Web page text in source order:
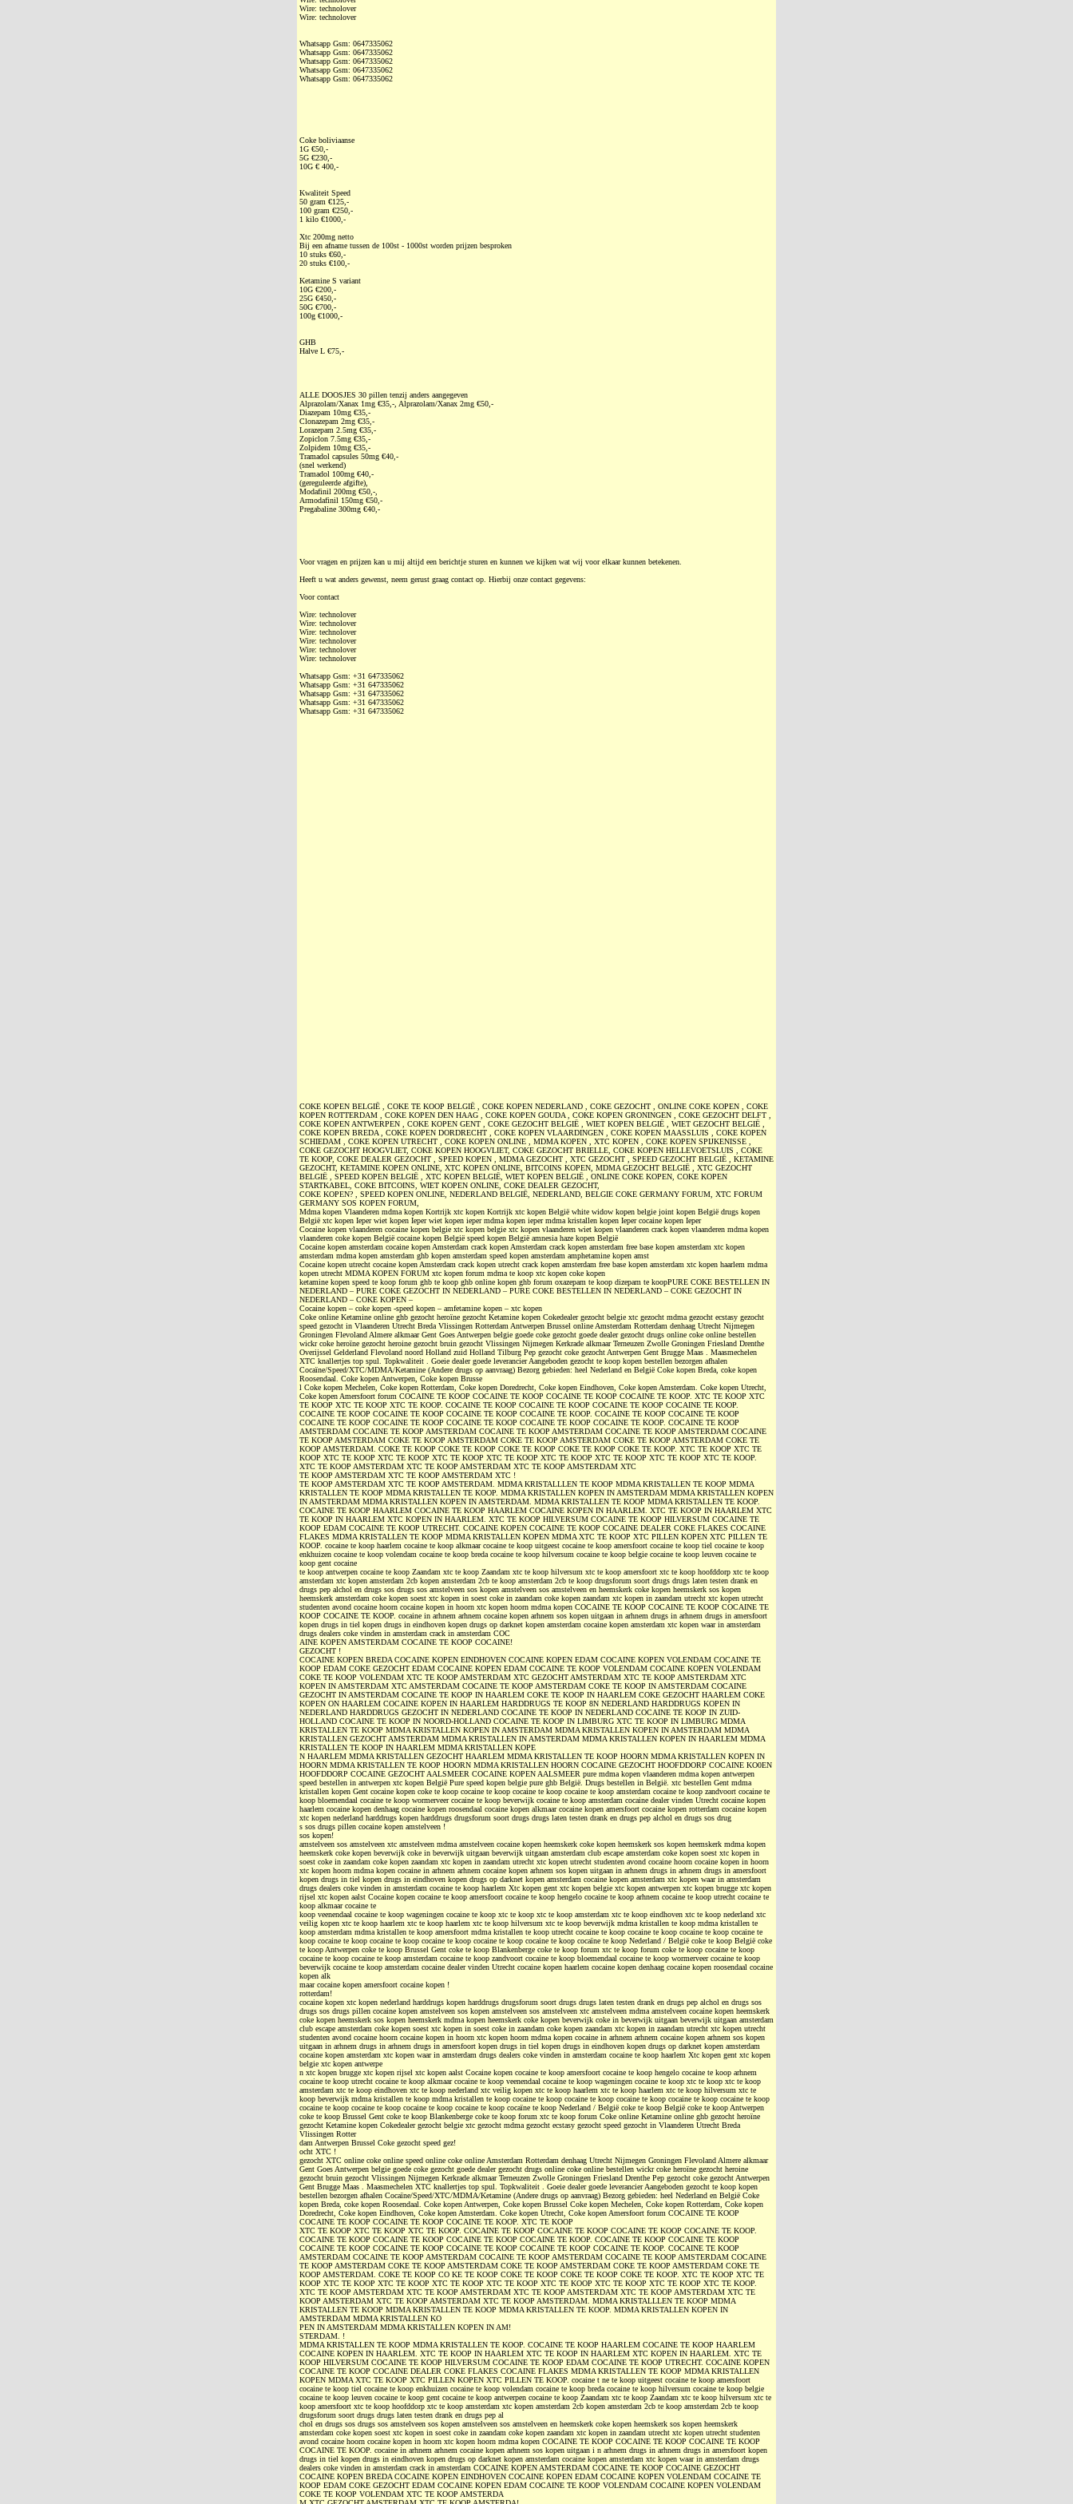
Wire: technolover
Wire: technolover
Whatsapp Gsm: ‭0647335062
Whatsapp Gsm: ‭0647335062
Whatsapp Gsm: ‭0647335062
Whatsapp Gsm: ‭0647335062
Whatsapp Gsm: ‭0647335062
Coke boliviaanse
1G €50,-
5G €230,-
10G € 400,-
Kwaliteit Speed
50 gram €125,-
100 gram €250,-
1 kilo €1000,-
Xtc 200mg netto
Bij een afname tussen de 100st - 1000st worden prijzen besproken
10 stuks €60,-
20 stuks €100,-
Ketamine S variant
10G €200,-
25G €450,-
50G €700,-
100g €1000,-
GHB
Halve L €75,-
ALLE DOOSJES 30 pillen tenzij anders aangegeven
Alprazolam/Xanax 1mg €35,-, Alprazolam/Xanax 2mg €50,-
Diazepam 10mg €35,-
Clonazepam 2mg €35,-
Lorazepam 2.5mg €35,-
Zopiclon 7.5mg €35,-
Zolpidem 10mg €35,-
Tramadol capsules 50mg €40,-
(snel werkend)
Tramadol 100mg €40,-
(gereguleerde afgifte),
Modafinil 200mg €50,-,
Armodafinil 150mg €50,-
Pregabaline 300mg €40,-
Voor vragen en prijzen kan u mij altijd een berichtje sturen en kunnen we kijken wat wij voor elkaar kunnen betekenen.
Heeft u wat anders gewenst, neem gerust graag contact op. Hierbij onze contact gegevens:
Voor contact
Wire: technolover
Wire: technolover
Wire: technolover
Wire: technolover
Wire: technolover
Wire: technolover
Whatsapp Gsm: ‭+31 647335062
Whatsapp Gsm: ‭+31 647335062
Whatsapp Gsm: ‭+31 647335062
Whatsapp Gsm: ‭+31 647335062
Whatsapp Gsm: ‭+31 647335062
COKE KOPEN BELGIË , COKE TE KOOP BELGIË , COKE KOPEN NEDERLAND , COKE GEZOCHT , ONLINE COKE KOPEN , COKE
KOPEN ROTTERDAM , COKE KOPEN DEN HAAG , COKE KOPEN GOUDA , COKE KOPEN GRONINGEN , COKE GEZOCHT DELFT ,
COKE KOPEN ANTWERPEN , COKE KOPEN GENT , COKE GEZOCHT BELGIË , WIET KOPEN BELGIË , WIET GEZOCHT BELGIË ,
COKE KOPEN BREDA , COKE KOPEN DORDRECHT , COKE KOPEN VLAARDINGEN , COKE KOPEN MAASSLUIS , COKE KOPEN
SCHIEDAM , COKE KOPEN UTRECHT , COKE KOPEN ONLINE , MDMA KOPEN , XTC KOPEN , COKE KOPEN SPIJKENISSE ,
COKE GEZOCHT HOOGVLIET, COKE KOPEN HOOGVLIET, COKE GEZOCHT BRIELLE, COKE KOPEN HELLEVOETSLUIS , COKE
TE KOOP, COKE DEALER GEZOCHT , SPEED KOPEN , MDMA GEZOCHT , XTC GEZOCHT , SPEED GEZOCHT BELGIË , KETAMINE
GEZOCHT, KETAMINE KOPEN ONLINE, XTC KOPEN ONLINE, BITCOINS KOPEN, MDMA GEZOCHT BELGIË , XTC GEZOCHT
BELGIË , SPEED KOPEN BELGIË , XTC KOPEN BELGIË, WIET KOPEN BELGIË , ONLINE COKE KOPEN, COKE KOPEN
STARTKABEL, COKE BITCOINS, WIET KOPEN ONLINE, COKE DEALER GEZOCHT,
COKE KOPEN? , SPEED KOPEN ONLINE, NEDERLAND BELGIË, NEDERLAND, BELGIE COKE GERMANY FORUM, XTC FORUM
GERMANY SOS KOPEN FORUM,
Mdma kopen Vlaanderen mdma kopen Kortrijk xtc kopen Kortrijk xtc kopen België white widow kopen belgie joint kopen België drugs kopen
België xtc kopen Ieper wiet kopen Ieper wiet kopen ieper mdma kopen ieper mdma kristallen kopen Ieper cocaine kopen Ieper
Cocaine kopen vlaanderen cocaine kopen belgie xtc kopen belgie xtc kopen vlaanderen wiet kopen vlaanderen crack kopen vlaanderen mdma kopen
vlaanderen coke kopen België cocaine kopen België speed kopen België amnesia haze kopen België
Cocaine kopen amsterdam cocaine kopen Amsterdam crack kopen Amsterdam crack kopen amsterdam free base kopen amsterdam xtc kopen
amsterdam mdma kopen amsterdam ghb kopen amsterdam speed kopen amsterdam amphetamine kopen amst
Cocaine kopen utrecht cocaine kopen Amsterdam crack kopen utrecht crack kopen amsterdam free base kopen amsterdam xtc kopen haarlem mdma
kopen utrecht MDMA KOPEN FORUM xtc kopen forum mdma te koop xtc kopen coke kopen
ketamine kopen speed te koop forum ghb te koop ghb online kopen ghb forum oxazepam te koop dizepam te koopPURE COKE BESTELLEN IN
NEDERLAND – PURE COKE GEZOCHT IN NEDERLAND – PURE COKE BESTELLEN IN NEDERLAND – COKE GEZOCHT IN
NEDERLAND – COKE KOPEN –
Cocaine kopen – coke kopen -speed kopen – amfetamine kopen – xtc kopen
Coke online Ketamine online ghb gezocht heroïne gezocht Ketamine kopen Cokedealer gezocht belgie xtc gezocht mdma gezocht ecstasy gezocht
speed gezocht in Vlaanderen Utrecht Breda Vlissingen Rotterdam Antwerpen Brussel online Amsterdam Rotterdam denhaag Utrecht Nijmegen
Groningen Flevoland Almere alkmaar Gent Goes Antwerpen belgie goede coke gezocht goede dealer gezocht drugs online coke online bestellen
wickr coke heroïne gezocht heroine gezocht bruin gezocht Vlissingen Nijmegen Kerkrade alkmaar Terneuzen Zwolle Groningen Friesland Drenthe
Overijssel Gelderland Flevoland noord Holland zuid Holland Tilburg Pep gezocht coke gezocht Antwerpen Gent Brugge Maas . Maasmechelen
XTC knallertjes top spul. Topkwaliteit . Goeie dealer goede leverancier Aangeboden gezocht te koop kopen bestellen bezorgen afhalen
Cocaïne/Speed/XTC/MDMA/Ketamine (Andere drugs op aanvraag) Bezorg gebieden: heel Nederland en België Coke kopen Breda, coke kopen
Roosendaal. Coke kopen Antwerpen, Coke kopen Brusse
l Coke kopen Mechelen, Coke kopen Rotterdam, Coke kopen Doredrecht, Coke kopen Eindhoven, Coke kopen Amsterdam. Coke kopen Utrecht,
Coke kopen Amersfoort forum COCAINE TE KOOP COCAINE TE KOOP COCAINE TE KOOP COCAINE TE KOOP. XTC TE KOOP XTC
TE KOOP XTC TE KOOP XTC TE KOOP. COCAINE TE KOOP COCAINE TE KOOP COCAINE TE KOOP COCAINE TE KOOP.
COCAINE TE KOOP COCAINE TE KOOP COCAINE TE KOOP COCAINE TE KOOP. COCAINE TE KOOP COCAINE TE KOOP
COCAINE TE KOOP COCAINE TE KOOP COCAINE TE KOOP COCAINE TE KOOP COCAINE TE KOOP. COCAINE TE KOOP
AMSTERDAM COCAINE TE KOOP AMSTERDAM COCAINE TE KOOP AMSTERDAM COCAINE TE KOOP AMSTERDAM COCAINE
TE KOOP AMSTERDAM COKE TE KOOP AMSTERDAM COKE TE KOOP AMSTERDAM COKE TE KOOP AMSTERDAM COKE TE
KOOP AMSTERDAM. COKE TE KOOP COKE TE KOOP COKE TE KOOP COKE TE KOOP COKE TE KOOP. XTC TE KOOP XTC TE
KOOP XTC TE KOOP XTC TE KOOP XTC TE KOOP XTC TE KOOP XTC TE KOOP XTC TE KOOP XTC TE KOOP XTC TE KOOP.
XTC TE KOOP AMSTERDAM XTC TE KOOP AMSTERDAM XTC TE KOOP AMSTERDAM XTC
TE KOOP AMSTERDAM XTC TE KOOP AMSTERDAM XTC !
TE KOOP AMSTERDAM XTC TE KOOP AMSTERDAM. MDMA KRISTALLLEN TE KOOP MDMA KRISTALLEN TE KOOP MDMA
KRISTALLEN TE KOOP MDMA KRISTALLEN TE KOOP. MDMA KRISTALLEN KOPEN IN AMSTERDAM MDMA KRISTALLEN KOPEN
IN AMSTERDAM MDMA KRISTALLEN KOPEN IN AMSTERDAM. MDMA KRISTALLEN TE KOOP MDMA KRISTALLEN TE KOOP.
COCAINE TE KOOP HAARLEM COCAINE TE KOOP HAARLEM COCAINE KOPEN IN HAARLEM. XTC TE KOOP IN HAARLEM XTC
TE KOOP IN HAARLEM XTC KOPEN IN HAARLEM. XTC TE KOOP HILVERSUM COCAINE TE KOOP HILVERSUM COCAINE TE
KOOP EDAM COCAINE TE KOOP UTRECHT. COCAINE KOPEN COCAINE TE KOOP COCAINE DEALER COKE FLAKES COCAINE
FLAKES MDMA KRISTALLEN TE KOOP MDMA KRISTALLEN KOPEN MDMA XTC TE KOOP XTC PILLEN KOPEN XTC PILLEN TE
KOOP. cocaine te koop haarlem cocaine te koop alkmaar cocaine te koop uitgeest cocaine te koop amersfoort cocaine te koop tiel cocaine te koop
enkhuizen cocaine te koop volendam cocaine te koop breda cocaine te koop hilversum cocaine te koop belgie cocaine te koop leuven cocaine te
koop gent cocaine
te koop antwerpen cocaine te koop Zaandam xtc te koop Zaandam xtc te koop hilversum xtc te koop amersfoort xtc te koop hoofddorp xtc te koop
amsterdam xtc kopen amsterdam 2cb kopen amsterdam 2cb te koop amsterdam 2cb te koop drugsforum soort drugs drugs laten testen drank en
drugs pep alchol en drugs sos drugs sos amstelveen sos kopen amstelveen sos amstelveen en heemskerk coke kopen heemskerk sos kopen
heemskerk amsterdam coke kopen soest xtc kopen in soest coke in zaandam coke kopen zaandam xtc kopen in zaandam utrecht xtc kopen utrecht
studenten avond cocaine hoorn cocaine kopen in hoorn xtc kopen hoorn mdma kopen COCAINE TE KOOP COCAINE TE KOOP COCAINE TE
KOOP COCAINE TE KOOP. cocaine in arhnem arhnem cocaine kopen arhnem sos kopen uitgaan in arhnem drugs in arhnem drugs in amersfoort
kopen drugs in tiel kopen drugs in eindhoven kopen drugs op darknet kopen amsterdam cocaine kopen amsterdam xtc kopen waar in amsterdam
drugs dealers coke vinden in amsterdam crack in amsterdam COC
AINE KOPEN AMSTERDAM COCAINE TE KOOP COCAINE!
GEZOCHT !
COCAINE KOPEN BREDA COCAINE KOPEN EINDHOVEN COCAINE KOPEN EDAM COCAINE KOPEN VOLENDAM COCAINE TE
KOOP EDAM COKE GEZOCHT EDAM COCAINE KOPEN EDAM COCAINE TE KOOP VOLENDAM COCAINE KOPEN VOLENDAM
COKE TE KOOP VOLENDAM XTC TE KOOP AMSTERDAM XTC GEZOCHT AMSTERDAM XTC TE KOOP AMSTERDAM XTC
KOPEN IN AMSTERDAM XTC AMSTERDAM COCAINE TE KOOP AMSTERDAM COKE TE KOOP IN AMSTERDAM COCAINE
GEZOCHT IN AMSTERDAM COCAINE TE KOOP IN HAARLEM COKE TE KOOP IN HAARLEM COKE GEZOCHT HAARLEM COKE
KOPEN ON HAARLEM COCAINE KOPEN IN HAARLEM HARDDRUGS TE KOOP 8N NEDERLAND HARDDRUGS KOPEN IN
NEDERLAND HARDDRUGS GEZOCHT IN NEDERLAND COCAINE TE KOOP IN NEDERLAND COCAINE TE KOOP IN ZUID-
HOLLAND COCAINE TE KOOP IN NOORD-HOLLAND COCAINE TE KOOP IN LIMBURG XTC TE KOOP IN LIMBURG MDMA
KRISTALLEN TE KOOP MDMA KRISTALLEN KOPEN IN AMSTERDAM MDMA KRISTALLEN KOPEN IN AMSTERDAM MDMA
KRISTALLEN GEZOCHT AMSTERDAM MDMA KRISTALLEN IN AMSTERDAM MDMA KRISTALLEN KOPEN IN HAARLEM MDMA
KRISTALLEN TE KOOP IN HAARLEM MDMA KRISTALLEN KOPE
N HAARLEM MDMA KRISTALLEN GEZOCHT HAARLEM MDMA KRISTALLEN TE KOOP HOORN MDMA KRISTALLEN KOPEN IN
HOORN MDMA KRISTALLEN TE KOOP HOORN MDMA KRISTALLEN HOORN COCAINE GEZOCHT HOOFDDORP COCAINE KO0EN
HOOFDDORP COCAINE GEZOCHT AALSMEER COCAINE KOPEN AALSMEER pure mdma kopen vlaanderen mdma kopen antwerpen
speed bestellen in antwerpen xtc kopen België Pure speed kopen belgie pure ghb België. Drugs bestellen in België. xtc bestellen Gent mdma
kristallen kopen Gent cocaine kopen coke te koop cocaine te koop cocaine te koop cocaine te koop amsterdam cocaine te koop zandvoort cocaine te
koop bloemendaal cocaine te koop wormerveer cocaine te koop beverwijk cocaine te koop amsterdam cocaine dealer vinden Utrecht cocaine kopen
haarlem cocaine kopen denhaag cocaine kopen roosendaal cocaine kopen alkmaar cocaine kopen amersfoort cocaine kopen rotterdam cocaine kopen
xtc kopen nederland harddrugs kopen harddrugs drugsforum soort drugs drugs laten testen drank en drugs pep alchol en drugs sos drug
s sos drugs pillen cocaine kopen amstelveen !
sos kopen!
amstelveen sos amstelveen xtc amstelveen mdma amstelveen cocaine kopen heemskerk coke kopen heemskerk sos kopen heemskerk mdma kopen
heemskerk coke kopen beverwijk coke in beverwijk uitgaan beverwijk uitgaan amsterdam club escape amsterdam coke kopen soest xtc kopen in
soest coke in zaandam coke kopen zaandam xtc kopen in zaandam utrecht xtc kopen utrecht studenten avond cocaine hoorn cocaine kopen in hoorn
xtc kopen hoorn mdma kopen cocaine in arhnem arhnem cocaine kopen arhnem sos kopen uitgaan in arhnem drugs in arhnem drugs in amersfoort
kopen drugs in tiel kopen drugs in eindhoven kopen drugs op darknet kopen amsterdam cocaine kopen amsterdam xtc kopen waar in amsterdam
drugs dealers coke vinden in amsterdam cocaine te koop haarlem Xtc kopen gent xtc kopen belgie xtc kopen antwerpen xtc kopen brugge xtc kopen
rijsel xtc kopen aalst Cocaine kopen cocaine te koop amersfoort cocaine te koop hengelo cocaine te koop arhnem cocaine te koop utrecht cocaine te
koop alkmaar cocaine te
koop veenendaal cocaine te koop wageningen cocaine te koop xtc te koop xtc te koop amsterdam xtc te koop eindhoven xtc te koop nederland xtc
veilig kopen xtc te koop haarlem xtc te koop haarlem xtc te koop hilversum xtc te koop beverwijk mdma kristallen te koop mdma kristallen te
koop amsterdam mdma kristallen te koop amersfoort mdma kristallen te koop utrecht cocaine te koop cocaine te koop cocaine te koop cocaine te
koop cocaine te koop cocaine te koop cocaine te koop cocaine te koop cocaine te koop cocaïne te koop Nederland / België coke te koop België coke
te koop Antwerpen coke te koop Brussel Gent coke te koop Blankenberge coke te koop forum xtc te koop forum coke te koop cocaine te koop
cocaine te koop cocaine te koop amsterdam cocaine te koop zandvoort cocaine te koop bloemendaal cocaine te koop wormerveer cocaine te koop
beverwijk cocaine te koop amsterdam cocaine dealer vinden Utrecht cocaine kopen haarlem cocaine kopen denhaag cocaine kopen roosendaal cocaine
kopen alk
maar cocaine kopen amersfoort cocaine kopen !
rotterdam!
cocaine kopen xtc kopen nederland harddrugs kopen harddrugs drugsforum soort drugs drugs laten testen drank en drugs pep alchol en drugs sos
drugs sos drugs pillen cocaine kopen amstelveen sos kopen amstelveen sos amstelveen xtc amstelveen mdma amstelveen cocaine kopen heemskerk
coke kopen heemskerk sos kopen heemskerk mdma kopen heemskerk coke kopen beverwijk coke in beverwijk uitgaan beverwijk uitgaan amsterdam
club escape amsterdam coke kopen soest xtc kopen in soest coke in zaandam coke kopen zaandam xtc kopen in zaandam utrecht xtc kopen utrecht
studenten avond cocaine hoorn cocaine kopen in hoorn xtc kopen hoorn mdma kopen cocaine in arhnem arhnem cocaine kopen arhnem sos kopen
uitgaan in arhnem drugs in arhnem drugs in amersfoort kopen drugs in tiel kopen drugs in eindhoven kopen drugs op darknet kopen amsterdam
cocaine kopen amsterdam xtc kopen waar in amsterdam drugs dealers coke vinden in amsterdam cocaine te koop haarlem Xtc kopen gent xtc kopen
belgie xtc kopen antwerpe
n xtc kopen brugge xtc kopen rijsel xtc kopen aalst Cocaine kopen cocaine te koop amersfoort cocaine te koop hengelo cocaine te koop arhnem
cocaine te koop utrecht cocaine te koop alkmaar cocaine te koop veenendaal cocaine te koop wageningen cocaine te koop xtc te koop xtc te koop
amsterdam xtc te koop eindhoven xtc te koop nederland xtc veilig kopen xtc te koop haarlem xtc te koop haarlem xtc te koop hilversum xtc te
koop beverwijk mdma kristallen te koop mdma kristallen te koop cocaine te koop cocaine te koop cocaine te koop cocaine te koop cocaine te koop
cocaine te koop cocaine te koop cocaine te koop cocaine te koop cocaïne te koop Nederland / België coke te koop België coke te koop Antwerpen
coke te koop Brussel Gent coke te koop Blankenberge coke te koop forum xtc te koop forum Coke online Ketamine online ghb gezocht heroïne
gezocht Ketamine kopen Cokedealer gezocht belgie xtc gezocht mdma gezocht ecstasy gezocht speed gezocht in Vlaanderen Utrecht Breda
Vlissingen Rotter
dam Antwerpen Brussel Coke gezocht speed gez!
ocht XTC !
gezocht XTC online coke online speed online coke online Amsterdam Rotterdam denhaag Utrecht Nijmegen Groningen Flevoland Almere alkmaar
Gent Goes Antwerpen belgie goede coke gezocht goede dealer gezocht drugs online coke online bestellen wickr coke heroïne gezocht heroine
gezocht bruin gezocht Vlissingen Nijmegen Kerkrade alkmaar Terneuzen Zwolle Groningen Friesland Drenthe Pep gezocht coke gezocht Antwerpen
Gent Brugge Maas . Maasmechelen XTC knallertjes top spul. Topkwaliteit . Goeie dealer goede leverancier Aangeboden gezocht te koop kopen
bestellen bezorgen afhalen Cocaïne/Speed/XTC/MDMA/Ketamine (Andere drugs op aanvraag) Bezorg gebieden: heel Nederland en België Coke
kopen Breda, coke kopen Roosendaal. Coke kopen Antwerpen, Coke kopen Brussel Coke kopen Mechelen, Coke kopen Rotterdam, Coke kopen
Doredrecht, Coke kopen Eindhoven, Coke kopen Amsterdam. Coke kopen Utrecht, Coke kopen Amersfoort forum COCAINE TE KOOP
COCAINE TE KOOP COCAINE TE KOOP COCAINE TE KOOP. XTC TE KOOP
XTC TE KOOP XTC TE KOOP XTC TE KOOP. COCAINE TE KOOP COCAINE TE KOOP COCAINE TE KOOP COCAINE TE KOOP.
COCAINE TE KOOP COCAINE TE KOOP COCAINE TE KOOP COCAINE TE KOOP. COCAINE TE KOOP COCAINE TE KOOP
COCAINE TE KOOP COCAINE TE KOOP COCAINE TE KOOP COCAINE TE KOOP COCAINE TE KOOP. COCAINE TE KOOP
AMSTERDAM COCAINE TE KOOP AMSTERDAM COCAINE TE KOOP AMSTERDAM COCAINE TE KOOP AMSTERDAM COCAINE
TE KOOP AMSTERDAM COKE TE KOOP AMSTERDAM COKE TE KOOP AMSTERDAM COKE TE KOOP AMSTERDAM COKE TE
KOOP AMSTERDAM. COKE TE KOOP CO KE TE KOOP COKE TE KOOP COKE TE KOOP COKE TE KOOP. XTC TE KOOP XTC TE
KOOP XTC TE KOOP XTC TE KOOP XTC TE KOOP XTC TE KOOP XTC TE KOOP XTC TE KOOP XTC TE KOOP XTC TE KOOP.
XTC TE KOOP AMSTERDAM XTC TE KOOP AMSTERDAM XTC TE KOOP AMSTERDAM XTC TE KOOP AMSTERDAM XTC TE
KOOP AMSTERDAM XTC TE KOOP AMSTERDAM XTC TE KOOP AMSTERDAM. MDMA KRISTALLLEN TE KOOP MDMA
KRISTALLEN TE KOOP MDMA KRISTALLEN TE KOOP MDMA KRISTALLEN TE KOOP. MDMA KRISTALLEN KOPEN IN
AMSTERDAM MDMA KRISTALLEN KO
PEN IN AMSTERDAM MDMA KRISTALLEN KOPEN IN AM!
STERDAM. !
MDMA KRISTALLEN TE KOOP MDMA KRISTALLEN TE KOOP. COCAINE TE KOOP HAARLEM COCAINE TE KOOP HAARLEM
COCAINE KOPEN IN HAARLEM. XTC TE KOOP IN HAARLEM XTC TE KOOP IN HAARLEM XTC KOPEN IN HAARLEM. XTC TE
KOOP HILVERSUM COCAINE TE KOOP HILVERSUM COCAINE TE KOOP EDAM COCAINE TE KOOP UTRECHT. COCAINE KOPEN
COCAINE TE KOOP COCAINE DEALER COKE FLAKES COCAINE FLAKES MDMA KRISTALLEN TE KOOP MDMA KRISTALLEN
KOPEN MDMA XTC TE KOOP XTC PILLEN KOPEN XTC PILLEN TE KOOP. cocaine t ne te koop uitgeest cocaine te koop amersfoort
cocaine te koop tiel cocaine te koop enkhuizen cocaine te koop volendam cocaine te koop breda cocaine te koop hilversum cocaine te koop belgie
cocaine te koop leuven cocaine te koop gent cocaine te koop antwerpen cocaine te koop Zaandam xtc te koop Zaandam xtc te koop hilversum xtc te
koop amersfoort xtc te koop hoofddorp xtc te koop amsterdam xtc kopen amsterdam 2cb kopen amsterdam 2cb te koop amsterdam 2cb te koop
drugsforum soort drugs drugs laten testen drank en drugs pep al
chol en drugs sos drugs sos amstelveen sos kopen amstelveen sos amstelveen en heemskerk coke kopen heemskerk sos kopen heemskerk
amsterdam coke kopen soest xtc kopen in soest coke in zaandam coke kopen zaandam xtc kopen in zaandam utrecht xtc kopen utrecht studenten
avond cocaine hoorn cocaine kopen in hoorn xtc kopen hoorn mdma kopen COCAINE TE KOOP COCAINE TE KOOP COCAINE TE KOOP
COCAINE TE KOOP. cocaine in arhnem arhnem cocaine kopen arhnem sos kopen uitgaan i n arhnem drugs in arhnem drugs in amersfoort kopen
drugs in tiel kopen drugs in eindhoven kopen drugs op darknet kopen amsterdam cocaine kopen amsterdam xtc kopen waar in amsterdam drugs
dealers coke vinden in amsterdam crack in amsterdam COCAINE KOPEN AMSTERDAM COCAINE TE KOOP COCAINE GEZOCHT
COCAINE KOPEN BREDA COCAINE KOPEN EINDHOVEN COCAINE KOPEN EDAM COCAINE KOPEN VOLENDAM COCAINE TE
KOOP EDAM COKE GEZOCHT EDAM COCAINE KOPEN EDAM COCAINE TE KOOP VOLENDAM COCAINE KOPEN VOLENDAM
COKE TE KOOP VOLENDAM XTC TE KOOP AMSTERDA